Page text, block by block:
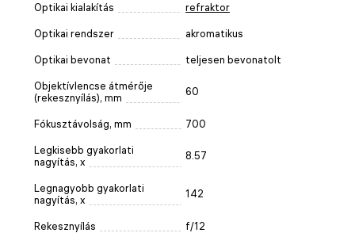
Optikai kialakítás refraktor
Optikai rendszer akromatikus
Optikai bevonat teljesen bevonatolt
Objektívlencse átmérője
(rekesznyílás), mm
60
Fókusztávolság, mm 700
Legkisebb gyakorlati
nagyítás, x
8.57
Legnagyobb gyakorlati
nagyítás, x
142
Rekesznyílás f/12